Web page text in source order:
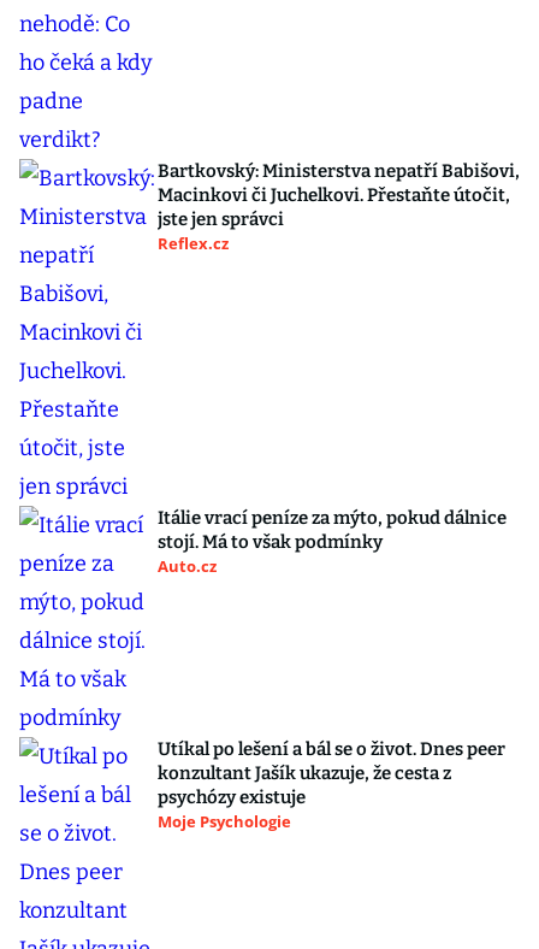
Bartkovský: Ministerstva nepatří Babišovi,
Macinkovi či Juchelkovi. Přestaňte útočit,
jste jen správci
Reflex.cz
Itálie vrací peníze za mýto, pokud dálnice
stojí. Má to však podmínky
Auto.cz
Utíkal po lešení a bál se o život. Dnes peer
konzultant Jašík ukazuje, že cesta z
psychózy existuje
Moje Psychologie